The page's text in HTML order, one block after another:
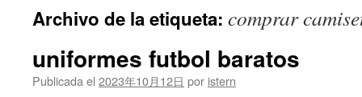
contenido
Archivo de la etiqueta: comprar
uniformes futbol baratos
Publicada el 2023年10月12日 por istern